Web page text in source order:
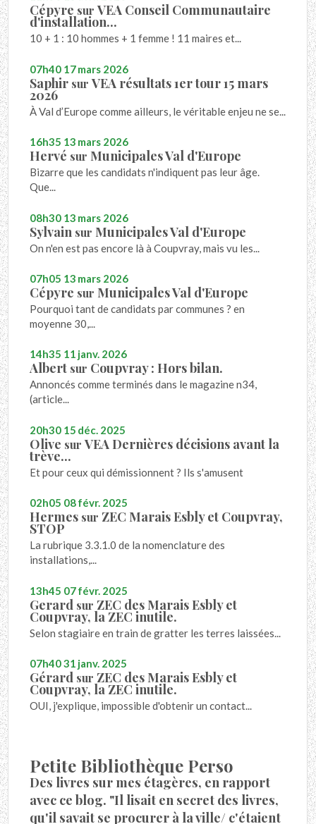
Cépyre surVEA Conseil Communautaire
d'installation...
10 + 1 : 10 hommes + 1 femme ! 11 maires et...
07h40 17mars 2026
Saphir surVEA résultats 1er tour 15 mars
2026
À Val d’Europe comme ailleurs, le véritable enjeu ne se...
16h35 13 mars 2026
Hervé sur Municipales Val d'Europe
Bizarre que les candidats n'indiquent pas leur âge.
Que...
08h30 13 mars 2026
Sylvain sur Municipales Val d'Europe
On n'en est pas encore là à Coupvray, mais vu les...
07h05 13 mars 2026
Cépyre sur Municipales Val d'Europe
Pourquoi tant de candidats par communes ? en
moyenne 30,...
14h35 11 janv. 2026
Albert sur Coupvray : Hors bilan.
Annoncés comme terminés dans le magazine n34,
(article...
20h30 15 déc. 2025
Olive surVEA Dernières décisions avant la
trève...
Et pour ceux qui démissionnent ? Ils s'amusent
02h05 08févr. 2025
Hermes sur ZEC Marais Esbly et Coupvray,
STOP
La rubrique 3.3.1.0 de la nomenclature des
installations,...
13h45 07févr. 2025
Gerard sur ZEC des Marais Esbly et
Coupvray, la ZEC inutile.
Selon stagiaire en train de gratter les terres laissées...
07h4031 janv. 2025
Gérard sur ZEC des Marais Esbly et
Coupvray, la ZEC inutile.
OUI, j'explique, impossible d'obtenir un contact...
Petite Bibliothèque Perso
Des livres sur mes étagères, en rapport
avec ce blog. "Il lisait en secret des livres,
qu'il savait se procurer à la ville/ c'étaient